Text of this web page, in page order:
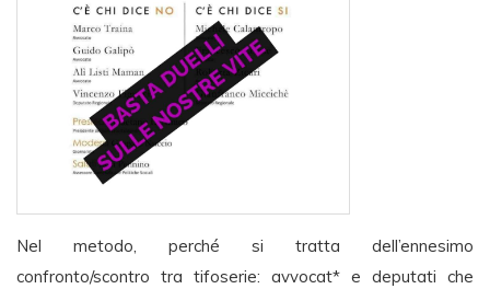
Nel metodo, perché si tratta dell’ennesimo
confronto/scontro tra tifoserie: avvocat* e deputati che